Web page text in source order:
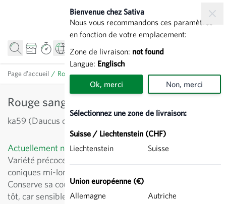
Bienvenue chez Sativa
Nous vous recommandons ces paramètres
en fonction de votre emplacement:
Zone de livraison: not found
Langue: Englisch
Ok, merci Non, merci
Sélectionnez une zone de livraison:
Suisse / Liechtenstein (CHF)
Liechtenstein
Suisse
Union européenne (€)
Allemagne
Autriche
Page d’accueil / Rouge sang - Carotte
Rouge sang - Carotte
ka59 (Daucus carota)
Actuellement non disponible
Variété précoce, robuste et aromatique, à racines
coniques mi-longues. Fanes de densité moyenne.
Conserve sa couleur après la cuisson. Ne pas semer trop
tôt, car sensible à la montaison.